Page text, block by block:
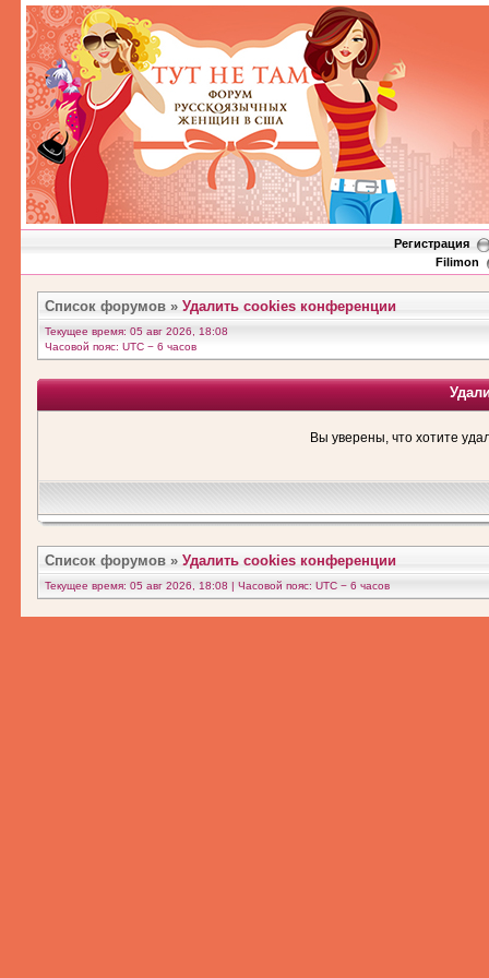
Регистрация
Filimon
Список форумов » Удалить cookies конференции
Текущее время: 05 авг 2026, 18:08
Часовой пояс: UTC − 6 часов
Вы уверены, что хотите
Список форумов » Удалить cookies конференции
Текущее время: 05 авг 2026, 18:08 | Часовой пояс: UTC − 6 часов